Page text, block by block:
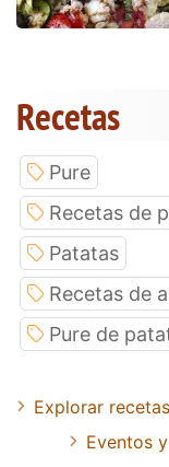
Recetas
Pure
Recetas de
Patatas
Recetas de
Pure de
Explorar recetas
Eventos